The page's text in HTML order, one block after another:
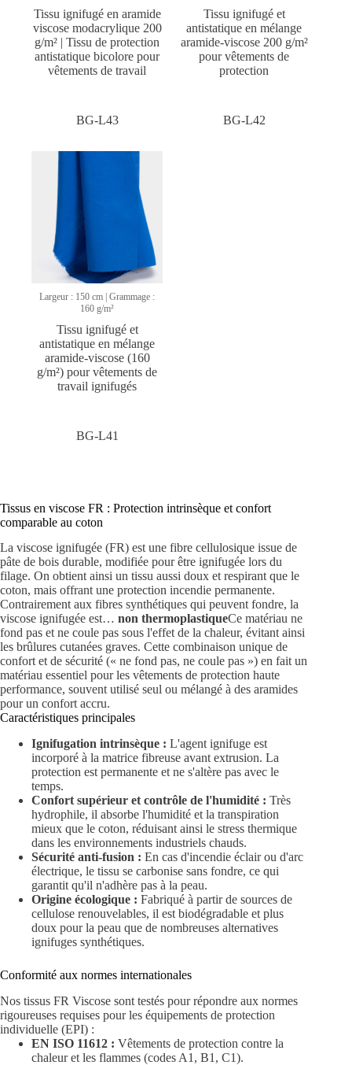
Tissu ignifugé en aramide
viscose modacrylique 200
g/m² | Tissu de protection
antistatique bicolore pour
vêtements de travail
BG-L43
Tissu ignifugé et
antistatique en mélange
aramide-viscose 200 g/m²
pour vêtements de
protection
BG-L42
Largeur : 150 cm | Grammage :
160 g/m²
Tissu ignifugé et
antistatique en mélange
aramide-viscose (160
g/m²) pour vêtements de
travail ignifugés
BG-L41
Tissus en viscose FR : Protection intrinsèque et confort
comparable au coton
La viscose ignifugée (FR) est une fibre cellulosique issue de
pâte de bois durable, modifiée pour être ignifugée lors du
filage. On obtient ainsi un tissu aussi doux et respirant que le
coton, mais offrant une protection incendie permanente.
Contrairement aux fibres synthétiques qui peuvent fondre, la
viscose ignifugée est… non thermoplastiqueCe matériau ne
fond pas et ne coule pas sous l'effet de la chaleur, évitant ainsi
les brûlures cutanées graves. Cette combinaison unique de
confort et de sécurité (« ne fond pas, ne coule pas ») en fait un
matériau essentiel pour les vêtements de protection haute
performance, souvent utilisé seul ou mélangé à des aramides
pour un confort accru.
Caractéristiques principales
Ignifugation intrinsèque : L'agent ignifuge est
incorporé à la matrice fibreuse avant extrusion. La
protection est permanente et ne s'altère pas avec le
temps.
Confort supérieur et contrôle de l'humidité : Très
hydrophile, il absorbe l'humidité et la transpiration
mieux que le coton, réduisant ainsi le stress thermique
dans les environnements industriels chauds.
Sécurité anti-fusion : En cas d'incendie éclair ou d'arc
électrique, le tissu se carbonise sans fondre, ce qui
garantit qu'il n'adhère pas à la peau.
Origine écologique : Fabriqué à partir de sources de
cellulose renouvelables, il est biodégradable et plus
doux pour la peau que de nombreuses alternatives
ignifuges synthétiques.
Conformité aux normes internationales
Nos tissus FR Viscose sont testés pour répondre aux normes
rigoureuses requises pour les équipements de protection
individuelle (EPI) :
EN ISO 11612 : Vêtements de protection contre la
chaleur et les flammes (codes A1, B1, C1).